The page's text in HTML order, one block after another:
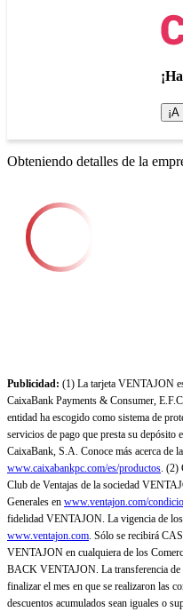
Obteniendo detalles de la
Publicidad: (1) La tarjeta VENTAJON
CaixaBank Payments & Consumer,
entidad ha escogido como sistema de
servicios de pago que presta su depósito
CaixaBank, S.A. Conoce más acerca de
www.caixabankpc.com/es/productos. (2)
Club de Ventajas de la sociedad
Generales en www.ventajon.com/
fidelidad VENTAJON. La vigencia de los
www.ventajon.com. Sólo se recibirá
VENTAJON en cualquiera de los
BACK VENTAJON. La transferencia
finalizar el mes en que se realizaron las
descuentos acumulados sean iguales o